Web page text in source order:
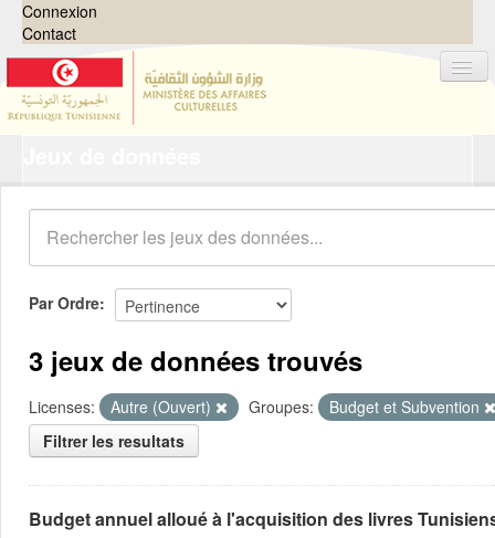
Connexion
Contact
Organisations
Groupes
Demandes 0
À propos
Par Ordre
3 jeux de données trouvés
Licenses: Autre (Ouvert) Groupes:
Budget et Subvention
Filtrer les resultats
Budget annuel alloué à l'acquisition des livres